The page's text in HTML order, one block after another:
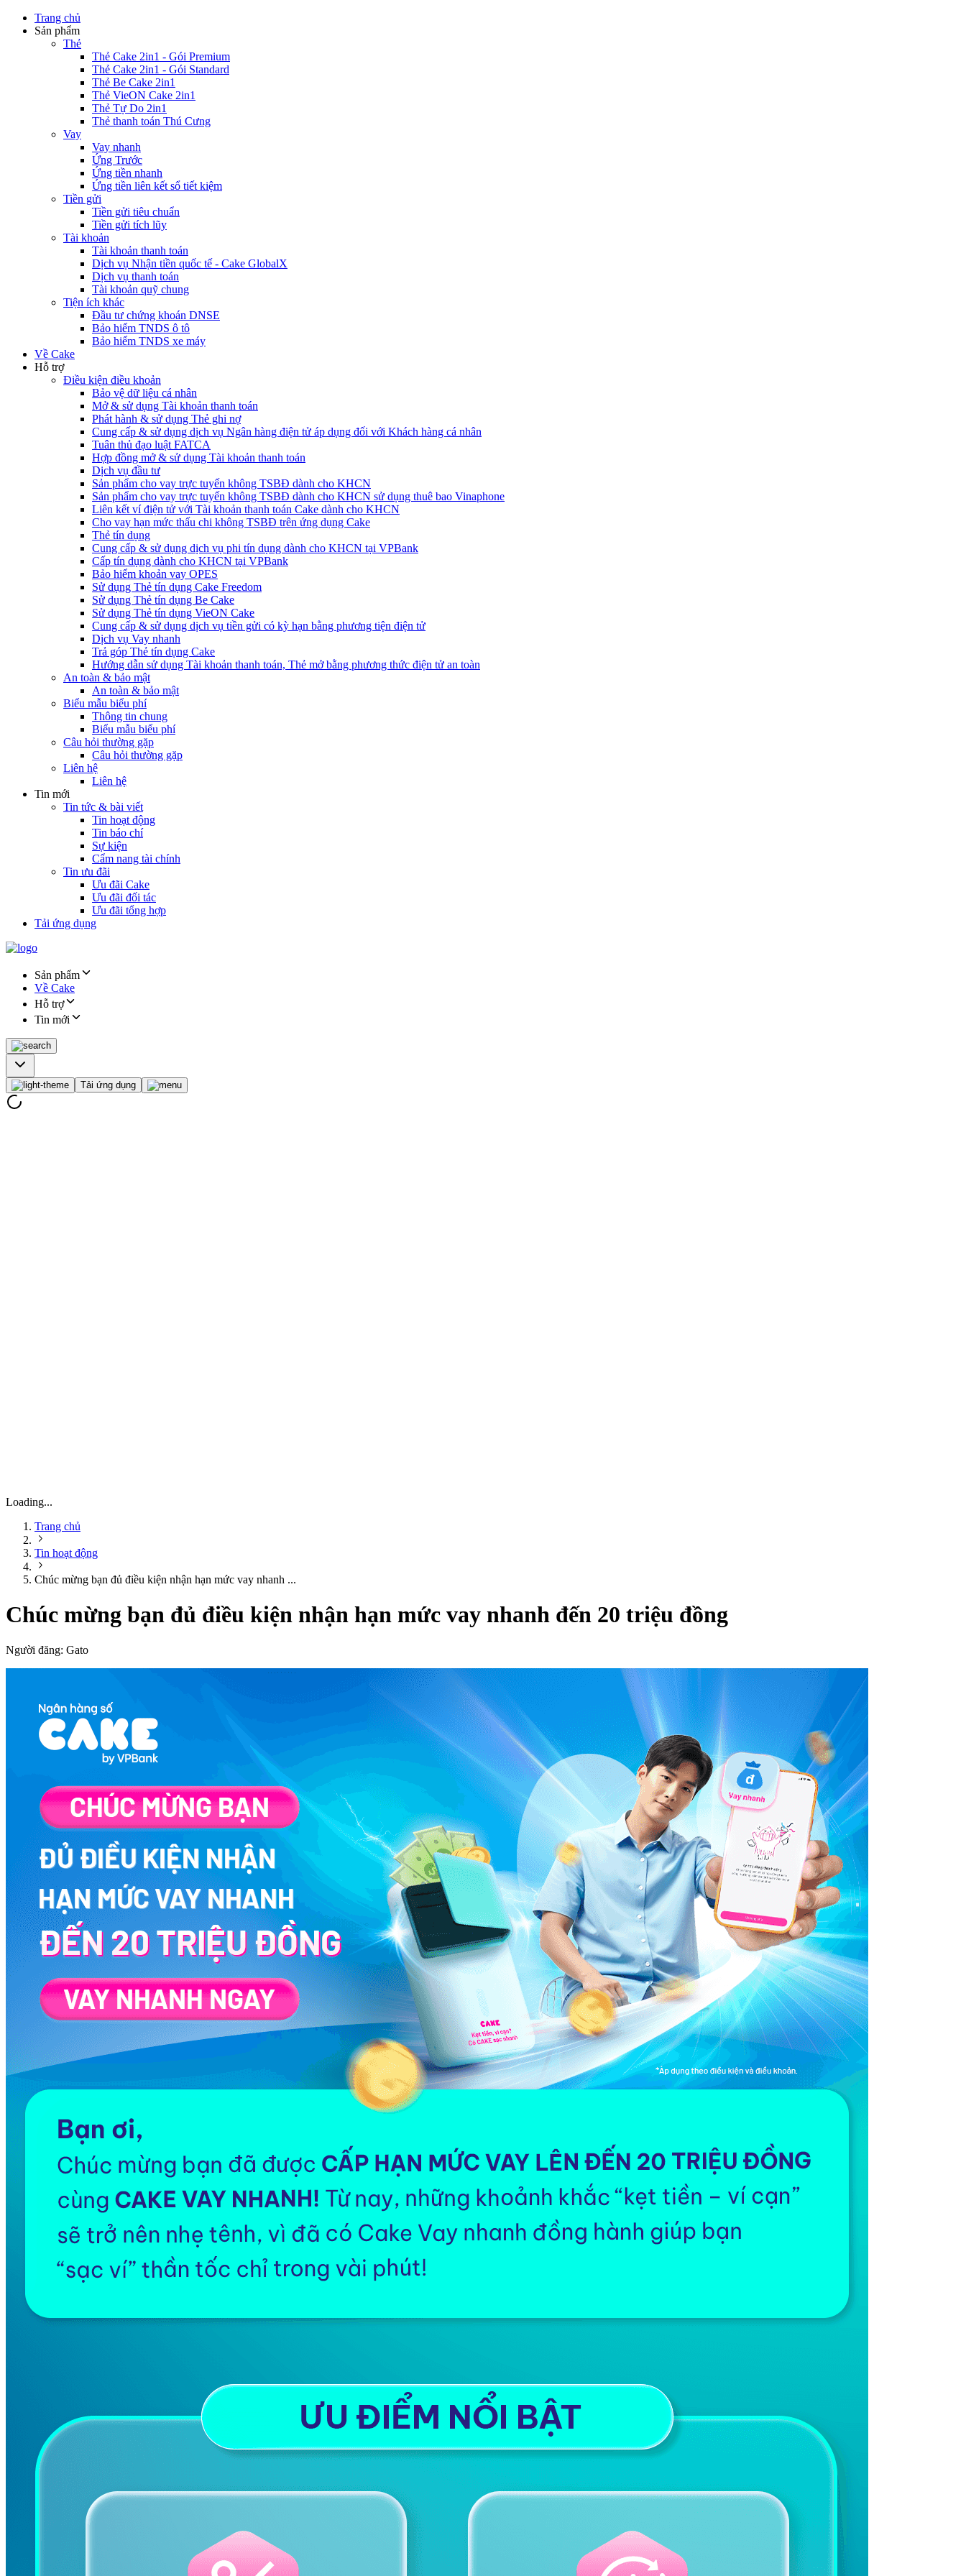
Trang chủ
Sản phẩm
Thẻ
Thẻ Cake 2in1 - Gói Premium
Thẻ Cake 2in1 - Gói Standard
Thẻ Be Cake 2in1
Thẻ VieON Cake 2in1
Thẻ Tự Do 2in1
Thẻ thanh toán Thú Cưng
Vay
Vay nhanh
Ứng Trước
Ứng tiền nhanh
Ứng tiền liên kết sổ tiết kiệm
Tiền gửi
Tiền gửi tiêu chuẩn
Tiền gửi tích lũy
Tài khoản
Tài khoản thanh toán
Dịch vụ Nhận tiền quốc tế - Cake GlobalX
Dịch vụ thanh toán
Tài khoản quỹ chung
Tiện ích khác
Đầu tư chứng khoán DNSE
Bảo hiểm TNDS ô tô
Bảo hiểm TNDS xe máy
Về Cake
Hỗ trợ
Điều kiện điều khoản
Bảo vệ dữ liệu cá nhân
Mở & sử dụng Tài khoản thanh toán
Phát hành & sử dụng Thẻ ghi nợ
Cung cấp & sử dụng dịch vụ Ngân hàng điện tử áp dụng đối với Khách hàng cá nhân
Tuân thủ đạo luật FATCA
Hợp đồng mở & sử dụng Tài khoản thanh toán
Dịch vụ đầu tư
Sản phẩm cho vay trực tuyến không TSBĐ dành cho KHCN
Sản phẩm cho vay trực tuyến không TSBĐ dành cho KHCN sử dụng thuê bao Vinaphone
Liên kết ví điện tử với Tài khoản thanh toán Cake dành cho KHCN
Cho vay hạn mức thấu chi không TSBĐ trên ứng dụng Cake
Thẻ tín dụng
Cung cấp & sử dụng dịch vụ phi tín dụng dành cho KHCN tại VPBank
Cấp tín dụng dành cho KHCN tại VPBank
Bảo hiểm khoản vay OPES
Sử dụng Thẻ tín dụng Cake Freedom
Sử dụng Thẻ tín dụng Be Cake
Sử dụng Thẻ tín dụng VieON Cake
Cung cấp & sử dụng dịch vụ tiền gửi có kỳ hạn bằng phương tiện điện tử
Dịch vụ Vay nhanh
Trả góp Thẻ tín dụng Cake
Hướng dẫn sử dụng Tài khoản thanh toán, Thẻ mở bằng phương thức điện tử an toàn
An toàn & bảo mật
An toàn & bảo mật
Biểu mẫu biểu phí
Thông tin chung
Biểu mẫu biểu phí
Câu hỏi thường gặp
Câu hỏi thường gặp
Liên hệ
Liên hệ
Tin mới
Tin tức & bài viết
Tin hoạt động
Tin báo chí
Sự kiện
Cẩm nang tài chính
Tin ưu đãi
Ưu đãi Cake
Ưu đãi đối tác
Ưu đãi tổng hợp
Tải ứng dụng
Sản phẩm
Về Cake
Hỗ trợ
Tin mới
Tải ứng dụng
Loading...
Trang chủ
Tin hoạt động
Chúc mừng bạn đủ điều kiện nhận hạn mức vay nhanh ...
Chúc mừng bạn đủ điều kiện nhận hạn mức vay nhanh đến 20 triệu đồng
Người đăng: Gato